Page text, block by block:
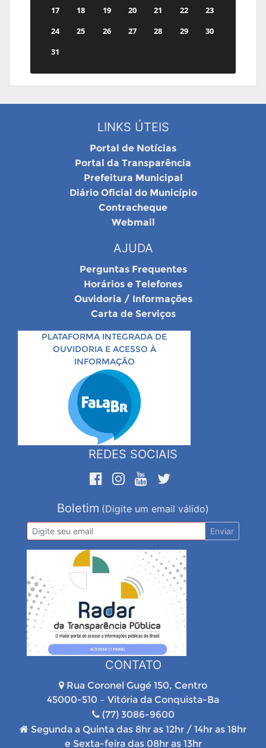
17
18 19 20 21 22
23
24
25 26 27 28 29
30
31
LINKS ÚTEIS
Portal de Notícias
Portal da Transparência
Prefeitura Municipal
Diário Oficial do Município
Contracheque
Webmail
AJUDA
Perguntas Frequentes
Horários e Telefones
Ouvidoria / Informações
Carta de Serviços
PLATAFORMA INTEGRADA DE
OUVIDORIA E ACESSO À
INFORMAÇÃO
REDES SOCIAIS
Boletim (Digite um email válido)
Enviar
CONTATO
Rua Coronel Gugé 150, Centro
45000-510 – Vitória da Conquista-Ba
(77) 3086-9600
Segunda a Quinta das 8hr as 12hr / 14hr as 18hr
e Sexta-feira das 08hr as 13hr